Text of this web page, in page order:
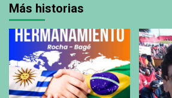
Más historias